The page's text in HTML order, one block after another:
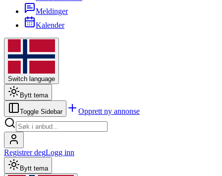
Meldinger
Kalender
Switch language
Bytt tema
Toggle Sidebar Opprett ny annonse
Registrer degLogg inn
Bytt tema